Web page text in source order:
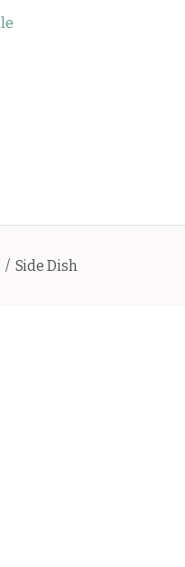
/ Side Dish